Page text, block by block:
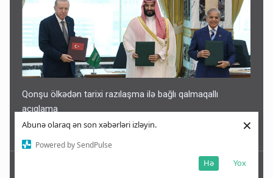
Abunə olaraq ən son xəbərləri izləyin.
Powered by SendPulse
Yox
Hə
×
Qonşu ölkədən tarixi razılaşma ilə bağlı qalmaqallı
açıqlama